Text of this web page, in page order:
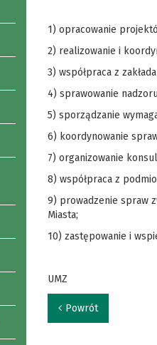
1) opracowanie
2) realizowanie i
3) współpraca z
4) sprawowanie
5) sporządzanie
6) koordynowanie
7) organizowanie
8) współpraca z
9) prowadzenie spraw
Miasta;
10) zastępowanie i
UMZ
Powrót